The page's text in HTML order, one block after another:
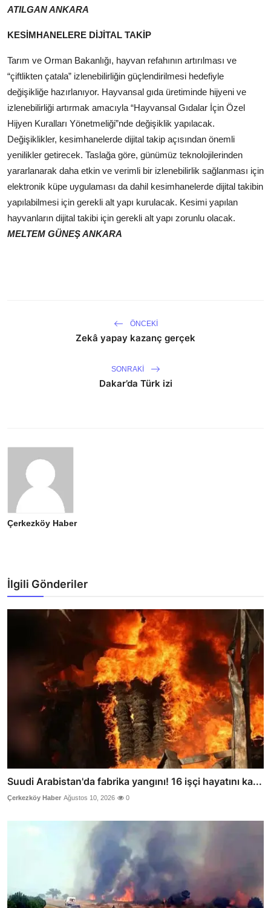
ATILGAN ANKARA
KESİMHANELERE DİJİTAL TAKİP
Tarım ve Orman Bakanlığı, hayvan refahının artırılması ve
“çiftlikten çatala” izlenebilirliğin güçlendirilmesi hedefiyle
değişikliğe hazırlanıyor. Hayvansal gıda üretiminde hijyeni ve
izlenebilirliği artırmak amacıyla “Hayvansal Gıdalar İçin Özel
Hijyen Kuralları Yönetmeliği”nde değişiklik yapılacak.
Değişiklikler, kesimhanelerde dijital takip açısından önemli
yenilikler getirecek. Taslağa göre, günümüz teknolojilerinden
yararlanarak daha etkin ve verimli bir izlenebilirlik sağlanması için
elektronik küpe uygulaması da dahil kesimhanelerde dijital takibin
yapılabilmesi için gerekli alt yapı kurulacak. Kesimi yapılan
hayvanların dijital takibi için gerekli alt yapı zorunlu olacak.
MELTEM GÜNEŞ ANKARA
ÖNCEKI
Zekâ yapay kazanç gerçek
SONRAKI
Dakar’da Türk izi
Çerkezköy Haber
İlgili Gönderiler
Suudi Arabistan'da fabrika yangını! 16 işçi hayatını ka...
Çerkezköy Haber Ağustos 10, 2026 0